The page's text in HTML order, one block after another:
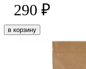
290 ₽
в корзину